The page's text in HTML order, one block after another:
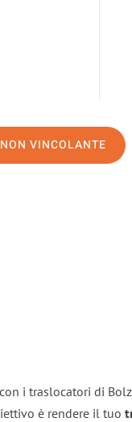
VINCOLANTE
i traslocatori di
è rendere il tuo